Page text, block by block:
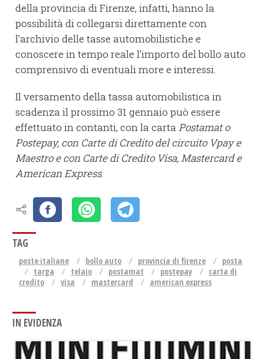
della provincia di Firenze, infatti, hanno la
possibilità di collegarsi direttamente con
l’archivio delle tasse automobilistiche e
conoscere in tempo reale l’importo del bollo auto
comprensivo di eventuali more e interessi.
Il versamento della tassa automobilistica in
scadenza il prossimo 31 gennaio può essere
effettuato in contanti, con la carta Postamat o
Postepay, con Carte di Credito del circuito Vpay e
Maestro e con Carte di Credito Visa, Mastercard e
American Express.
TAG
poste italiane bollo auto provincia di firenze
posta
targa
telaio postamat postepay
carta di
credito
visa mastercard american express
IN EVIDENZA